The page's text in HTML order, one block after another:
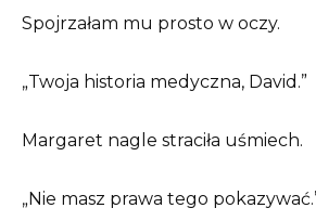
Spojrzałam mu prosto w oczy.
„Twoja historia medyczna, David.”
Margaret nagle straciła uśmiech.
„Nie masz prawa tego